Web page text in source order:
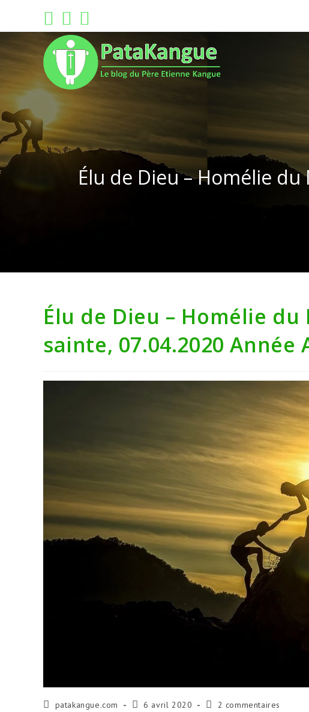
Élu de Dieu – Homélie
Élu de Dieu – Homélie
sainte, 07.04.2020 Année
Auteur/autrice
patakangue.com
Publication
6 avril 2020
Commentaires
2 commentaires